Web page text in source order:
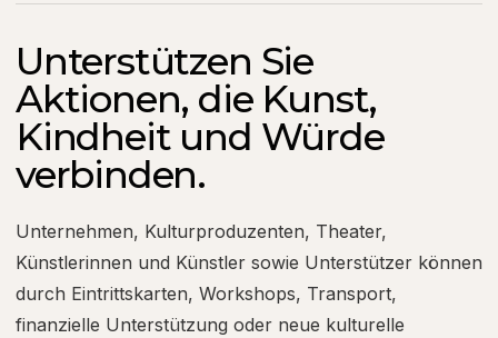
Unterstützen Sie
Aktionen, die Kunst,
Kindheit und Würde
verbinden.
Unternehmen, Kulturproduzenten, Theater,
Künstlerinnen und Künstler sowie Unterstützer können
durch Eintrittskarten, Workshops, Transport,
finanzielle Unterstützung oder neue kulturelle